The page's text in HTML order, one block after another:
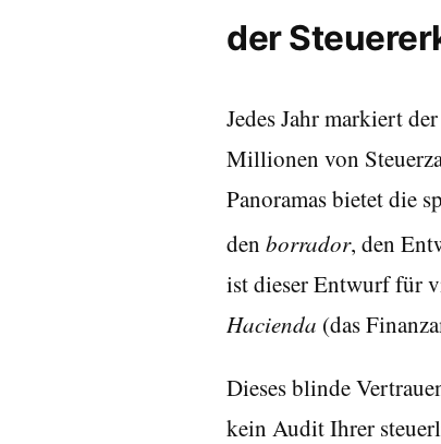
der
Jedes Jahr markiert
Millionen von
Panoramas bietet die
den borrador, den
ist dieser Entwurf für
Hacienda (das
Dieses blinde
kein Audit Ihrer